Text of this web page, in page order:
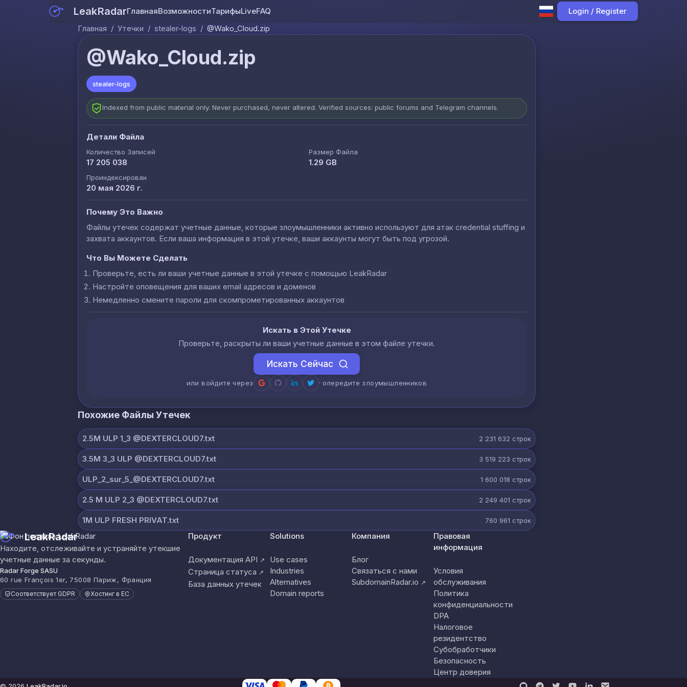
LeakRadarГлавнаяВозможностиТарифыLiveFAQ
Login / Register
Главная / Утечки / stealer-logs / @Wako_Cloud.zip
@Wako_Cloud.zip
stealer-logs
Indexed from public material only. Never purchased, never altered. Verified sources: public forums and Telegram channels.
Детали Файла
Количество Записей
17 205 038
Размер Файла
1.29 GB
Проиндексирован
20 мая 2026 г.
Почему Это Важно
Файлы утечек содержат учетные данные, которые злоумышленники активно используют для атак credential stuffing и
захвата аккаунтов. Если ваша информация в этой утечке, ваши аккаунты могут быть под угрозой.
Что Вы Можете Сделать
Проверьте, есть ли ваши учетные данные в этой утечке с помощью LeakRadar
Настройте оповещения для ваших email адресов и доменов
Немедленно смените пароли для скомпрометированных аккаунтов
Искать в Этой Утечке
Проверьте, раскрыты ли ваши учетные данные в этом файле утечки.
Искать Сейчас
или войдите через · опередите злоумышленников
Похожие Файлы Утечек
2.5M ULP 1_3 @DEXTERCLOUD7.txt 2 231 632 строк
3.5M 3_3 ULP @DEXTERCLOUD7.txt 3 519 223 строк
ULP_2_sur_5_@DEXTERCLOUD7.txt 1 600 018 строк
2.5 M ULP 2_3 @DEXTERCLOUD7.txt 2 249 401 строк
1M ULP FRESH PRIVAT.txt 760 961 строк
LeakRadar
Находите, отслеживайте и устраняйте утекшие
учетные данные за секунды.
Radar Forge SASU
60 rue François 1er, 75008 Париж, Франция
Соответствует GDPR Хостинг в ЕС
Продукт
Документация API ↗
Страница статуса ↗
База данных утечек
Solutions
Use cases
Industries
Alternatives
Domain reports
Компания
Блог
Связаться с нами
SubdomainRadar.io ↗
Правовая
информация
Условия
обслуживания
Политика
конфиденциальности
DPA
Налоговое
резидентство
Субобработчики
Безопасность
Центр доверия